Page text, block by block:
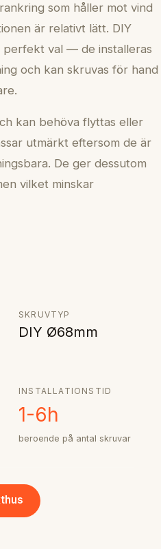
som håller mot vind
är relativt lätt. DIY
val — de installeras
och kan skruvas för hand
kan behöva flyttas eller
utmärkt eftersom de är
De ger dessutom
vilket minskar
SKRUVTYP
DIY Ø68mm
INSTALLATIONSTID
1-6h
beroende på antal skruvar